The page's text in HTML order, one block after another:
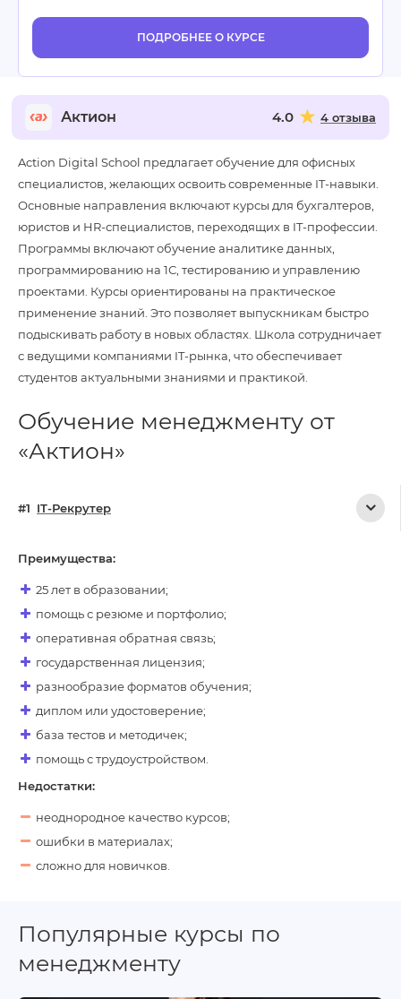
ПОДРОБНЕЕ О КУРСЕ
Актион 4.0 4 отзыва
Action Digital School предлагает обучение для офисных
специалистов, желающих освоить современные IT-навыки.
Основные направления включают курсы для бухгалтеров,
юристов и HR-специалистов, переходящих в IT-профессии.
Программы включают обучение аналитике данных,
программированию на 1С, тестированию и управлению
проектами. Курсы ориентированы на практическое
применение знаний. Это позволяет выпускникам быстро
подыскивать работу в новых областях. Школа сотрудничает
с ведущими компаниями IT-рынка, что обеспечивает
студентов актуальными знаниями и практикой.
Обучение менеджменту от
«Актион»
IT-Рекрутер
Преимущества:
25 лет в образовании;
помощь с резюме и портфолио;
оперативная обратная связь;
государственная лицензия;
разнообразие форматов обучения;
диплом или удостоверение;
база тестов и методичек;
помощь с трудоустройством.
Недостатки:
неоднородное качество курсов;
ошибки в материалах;
сложно для новичков.
Популярные курсы по
менеджменту